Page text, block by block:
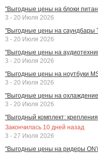
"Выгодные цены на блоки
3 - 20 Июля 2026
"Выгодные цены на саундбары
3 - 20 Июля 2026
"Выгодные цены на
3 - 20 Июля 2026
"Выгодные цены на ноутбуки
3 - 20 Июля 2026
"Выгодные цены на
3 - 20 Июля 2026
"Выгодный комплект:
Закончилась 10 дней назад
3 - 27 Июля 2026
"Выгодные цены на ридеры